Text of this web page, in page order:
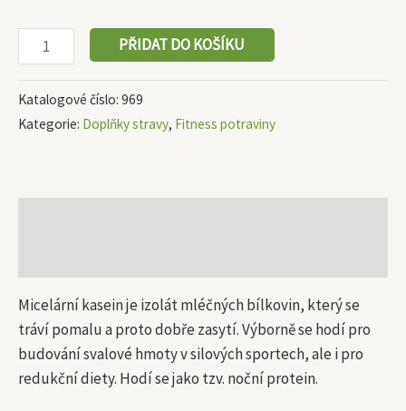
PŘIDAT DO KOŠÍKU
Katalogové číslo: 969
Kategorie: Doplňky stravy, Fitness potraviny
Micelární kasein je izolát mléčných bílkovin, který se
tráví pomalu a proto dobře zasytí. Výborně se hodí pro
budování svalové hmoty v silových sportech, ale i pro
redukční diety. Hodí se jako tzv. noční protein.